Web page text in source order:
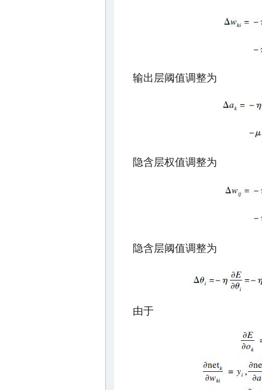
输出层阈值调整为
隐含层权值调整为
隐含层阈值调整为
由于